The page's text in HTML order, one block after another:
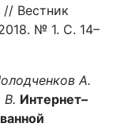
// Вестник
№ 1. С. 14–
А.
В. Интернет–